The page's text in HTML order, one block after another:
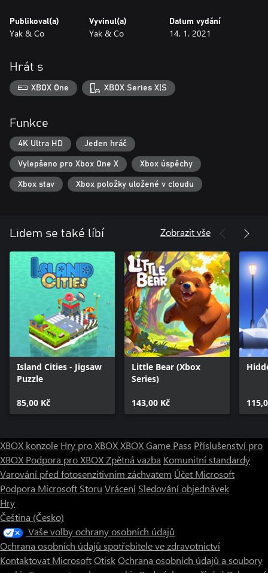
Publikoval(a)
Yak & Co
Vyvinul(a)
Yak & Co
Datum vydání
14. 1. 2021
Hrát s
XBOX One XBOX Series X|S
Funkce
4K Ultra HD Jeden hráč
Vylepšeno pro Xbox One X Xbox úspěchy
Xbox stav Xbox položky uložené v cloudu
Lidem se také líbí Zobrazit vše
Island Cities - Jigsaw
Puzzle
85,00 Kč
Little Bear (Xbox
Series)
143,00 Kč
XBOX konzole Hry pro XBOXXBOX Game Pass Příslušenství pro
XBOX Podpora pro XBOXZpětná vazba Komunitní standardy
Varování před fotosenzitivním záchvatem Účet Microsoft
Podpora Microsoft Storu Vrácení Sledování objednávek
Hry
Čeština (Česko)
Vaše volby ochrany osobních údajů
Ochrana osobních údajů spotřebitele ve zdravotnictví
Kontaktovat MicrosoftOtiskOchrana osobních údajů a soubory